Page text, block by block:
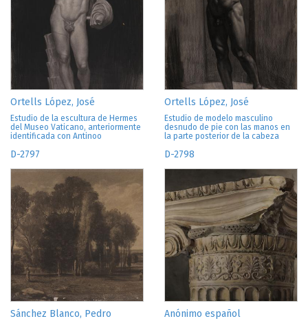
Ortells López, José
Estudio de la escultura de Hermes
del Museo Vaticano, anteriormente
identificada con Antinoo
Ortells López, José
Estudio de modelo masculino
desnudo de pie con las manos en
la parte posterior de la cabeza
D-2797
Sánchez Blanco, Pedro
D-2798
Anónimo español